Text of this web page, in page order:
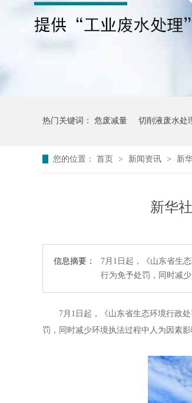
热门关键词： 危废减量 切削液废水处
您的位置： 首页 > 新闻资讯 > 新
新华
信息摘要：
7月1日起，《山东省生
行为免予处罚，同时减
7月1日起，《山东省生态环境行政
罚，同时减少环境执法过程中人为因素